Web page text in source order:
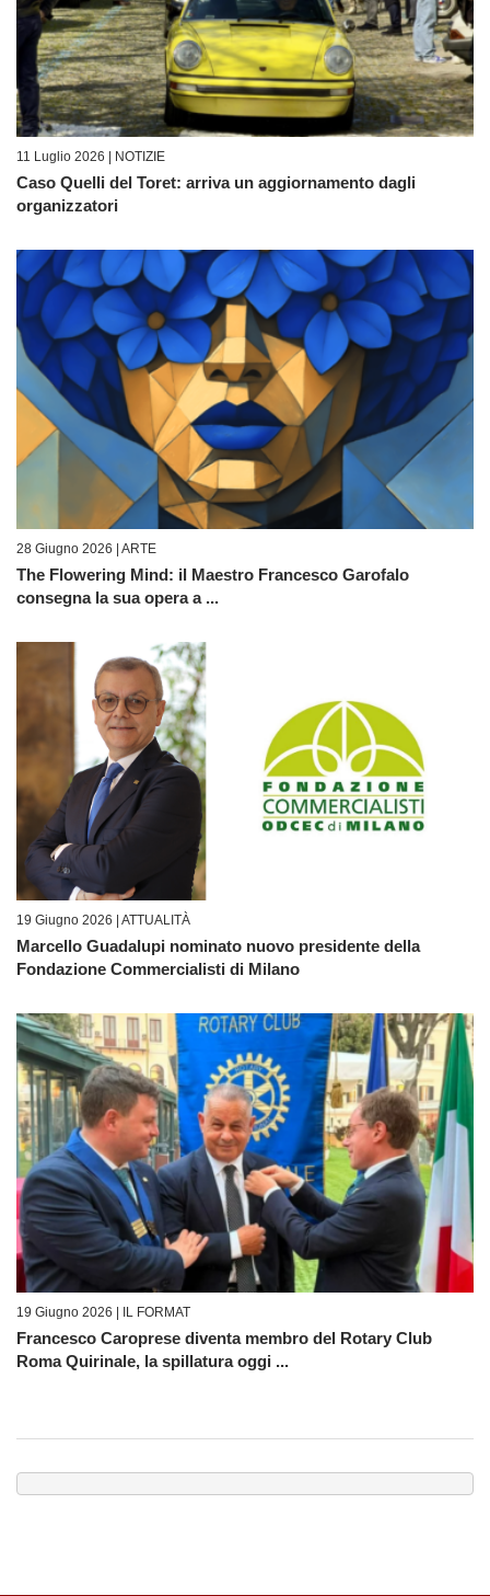
11 Luglio 2026 | NOTIZIE
Caso Quelli del Toret: arriva un aggiornamento dagli
organizzatori
28 Giugno 2026 | ARTE
The Flowering Mind: il Maestro Francesco Garofalo
consegna la sua opera a ...
19 Giugno 2026 | ATTUALITÀ
Marcello Guadalupi nominato nuovo presidente della
Fondazione Commercialisti di Milano
19 Giugno 2026 | IL FORMAT
Francesco Caroprese diventa membro del Rotary Club
Roma Quirinale, la spillatura oggi ...